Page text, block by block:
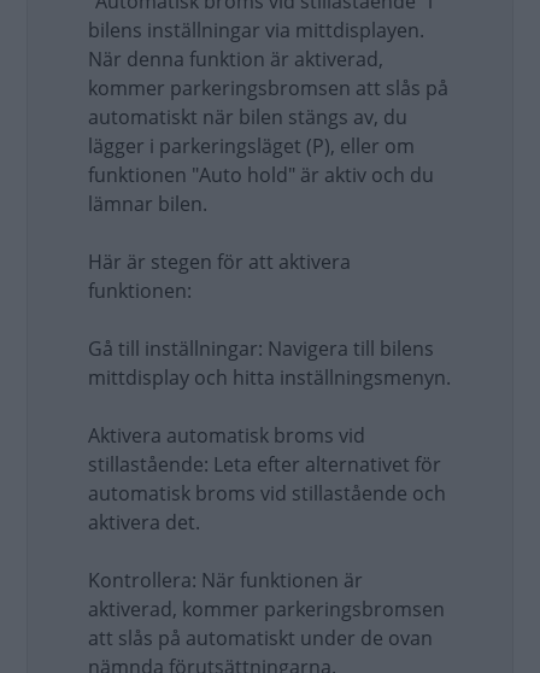
bilens inställningar via mittdisplayen.
När denna funktion är aktiverad,
kommer parkeringsbromsen att slås på
automatiskt när bilen stängs av, du
lägger i parkeringsläget (P), eller om
funktionen "Auto hold" är aktiv och du
lämnar bilen.
Här är stegen för att aktivera
funktionen:
Gå till inställningar: Navigera till bilens
mittdisplay och hitta inställningsmenyn.
Aktivera automatisk broms vid
stillastående: Leta efter alternativet för
automatisk broms vid stillastående och
aktivera det.
Kontrollera: När funktionen är
aktiverad, kommer parkeringsbromsen
att slås på automatiskt under de ovan
nämnda förutsättningarna.